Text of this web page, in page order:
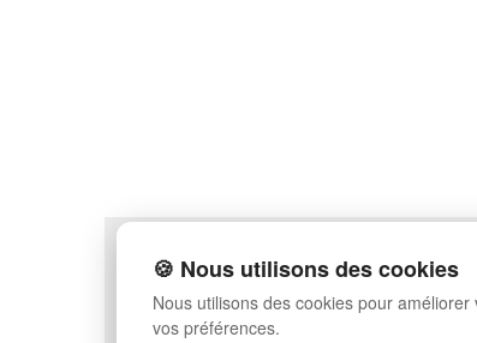
POLITIQUE DE CONFIDENTIALITÉ
CONDITIONS D'UTILISATION
ÉCHANGES ET RETOURS
CONTACT
PLAN DU
FAQ
🍪 Nous utilisons des cookies
Nous utilisons des cookies pour
vos préférences.